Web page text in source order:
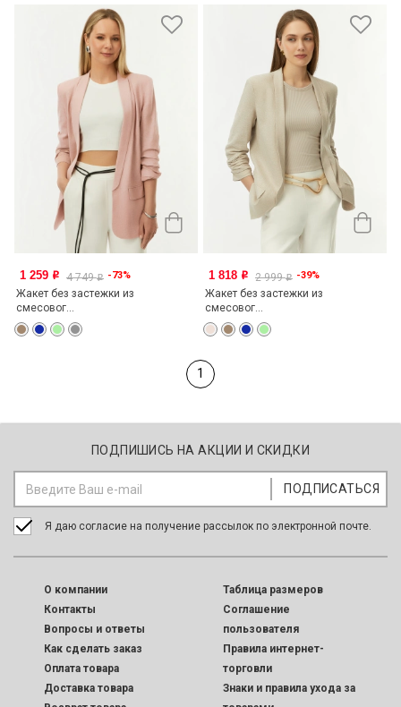
1 259 o 4 749o -73%
Жакет без застежки из
смесовог...
1 818 o 2 999o -39%
Жакет без застежки из
смесовог...
1
ПОДПИШИСЬ НА АКЦИИ И СКИДКИ
Я даю согласие на получение рассылок по электронной почте.
O компании
Контакты
Вопросы и ответы
Как сделать заказ
Оплата товара
Доставка товара
Таблица размеров
Соглашение
пользователя
Правила интернет-
торговли
Знаки и правила ухода за